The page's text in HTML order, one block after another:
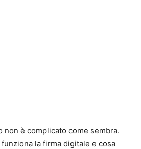
non è complicato come sembra.
la firma digitale e cosa